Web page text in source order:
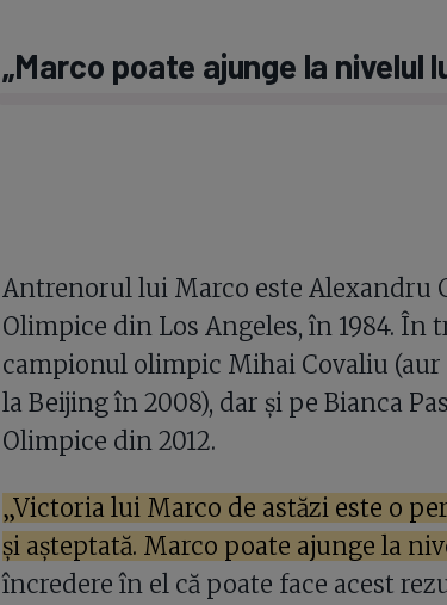
„Marco poate ajunge la nivelul
Antrenorul lui Marco este Alexandru
Olimpice din Los Angeles, în 1984.
campionul olimpic Mihai Covaliu
la Beijing în 2008), dar și pe Bianca
Olimpice din 2012.
„Victoria lui Marco de astăzi este o
și așteptată. Marco poate ajunge la
încredere în el că poate face acest